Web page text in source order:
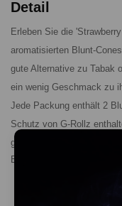
Detail
Erleben Sie die
aromatisierten Blunt-
gute Alternative zu Tabak
ein wenig Geschmack zu
Jede Packung enthält 2
Schutz von G-Rollz
gesamten Prozess zu
Enthält: 2 x Vorgefertigte